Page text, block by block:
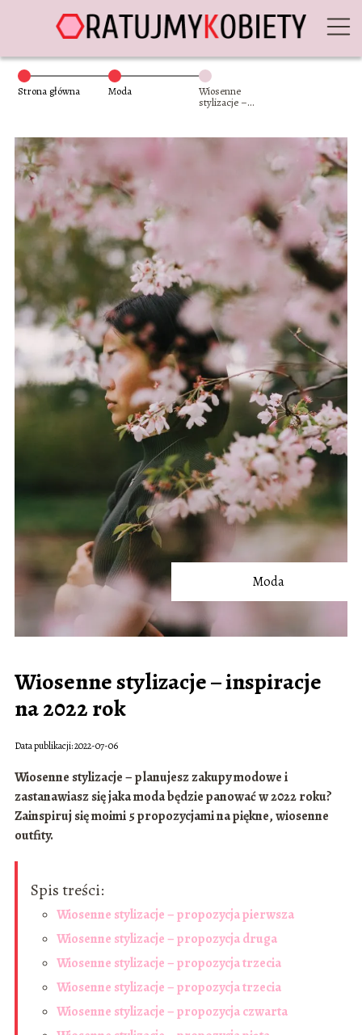
Strona główna Moda
Wiosenne
stylizacje –
Moda
Wiosenne stylizacje – inspiracje
na 2022 rok
Data publikacji: 2022-07-06
Wiosenne stylizacje – planujesz zakupy modowe i
zastanawiasz się jaka moda będzie panować w 2022 roku?
Zainspiruj się moimi 5 propozycjami na piękne, wiosenne
outfity.
Spis treści:
Wiosenne stylizacje – propozycja pierwsza
Wiosenne stylizacje – propozycja druga
Wiosenne stylizacje – propozycja trzecia
Wiosenne stylizacje – propozycja trzecia
Wiosenne stylizacje – propozycja czwarta